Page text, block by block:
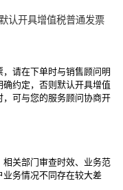
认开具增值税普通发票
请在下单时与销售顾问明
约定，否则默认开具增值
可与您的服务顾问协商开
相关部门审查时效、业务范
务情况不同存在较大差